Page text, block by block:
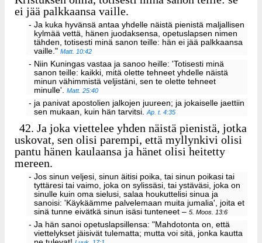
ei jää palkkaansa vaille.
- Ja kuka hyvänsä antaa yhdelle näistä pienistä maljallisen
kylmää vettä, hänen juodaksensa, opetuslapsen nimen
tähden, totisesti minä sanon teille: hän ei jää palkkaansa
vaille."Matt. 10:42
- Niin Kuningas vastaa ja sanoo heille: 'Totisesti minä
sanon teille: kaikki, mitä olette tehneet yhdelle näistä
minun vähimmistä veljistäni, sen te olette tehneet
minulle'.Matt. 25:40
- ja panivat apostolien jalkojen juureen; ja jokaiselle jaettiin
sen mukaan, kuin hän tarvitsi.Ap. t. 4:35
42. Ja joka viettelee yhden näistä pienistä, jotka
uskovat, sen olisi parempi, että myllynkivi olisi
pantu hänen kaulaansa ja hänet olisi heitetty
mereen.
- Jos sinun veljesi, sinun äitisi poika, tai sinun poikasi tai
tyttäresi tai vaimo, joka on sylissäsi, tai ystäväsi, joka on
sinulle kuin oma sielusi, salaa houkuttelisi sinua ja
sanoisi: 'Käykäämme palvelemaan muita jumalia', joita et
sinä tunne eivätkä sinun isäsi tunteneet –5. Moos. 13:6
- Ja hän sanoi opetuslapsillensa: "Mahdotonta on, että
viettelykset jäisivät tulematta; mutta voi sitä, jonka kautta